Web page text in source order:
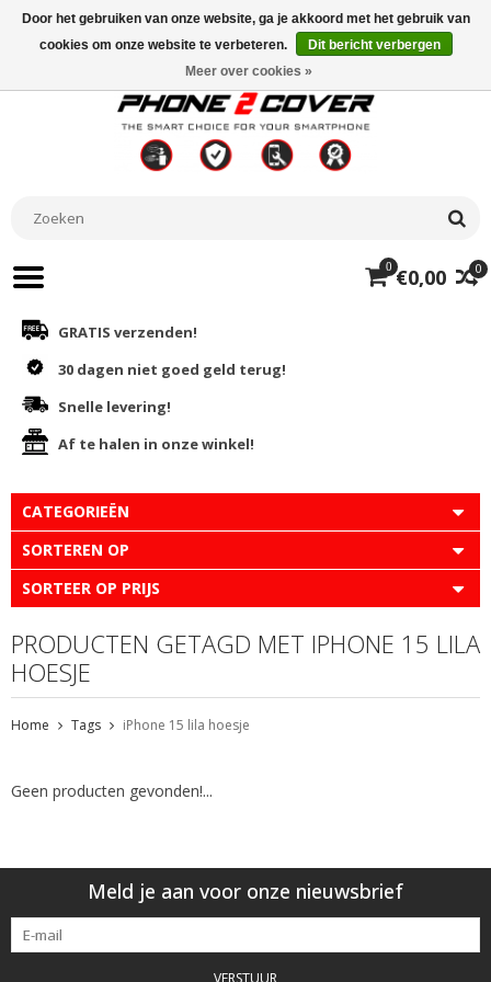
0
0 €0,00
GRATIS verzenden!
30 dagen niet goed geld terug!
Snelle levering!
Af te halen in onze winkel!
CATEGORIEËN
SORTEREN OP
SORTEER OP PRIJS
PRODUCTEN GETAGD MET IPHONE 15 LILA
HOESJE
Home Tags iPhone 15 lila hoesje
Geen producten gevonden!...
Meld je aan voor onze nieuwsbrief
VERSTUUR
Door het gebruiken van onze website, ga je akkoord met het gebruik van
cookies om onze website te verbeteren.
Dit bericht verbergen
Meer over cookies »